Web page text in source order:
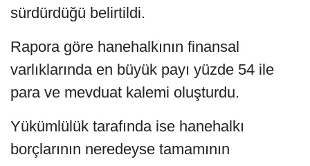
sürdürdüğü belirtildi.
Rapora göre hanehalkının finansal
varlıklarında en büyük payı yüzde 54 ile
para ve mevduat kalemi oluşturdu.
Yükümlülük tarafında ise hanehalkı
borçlarının neredeyse tamamının